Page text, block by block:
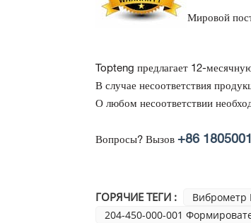
Мировой
Topteng предлагает 12-
В случае несоответствия
О любом несоответствии
Вопросы? Вызов +86
ГОРЯЧИЕ ТЕГИ : Виброметр
204-450-000-001